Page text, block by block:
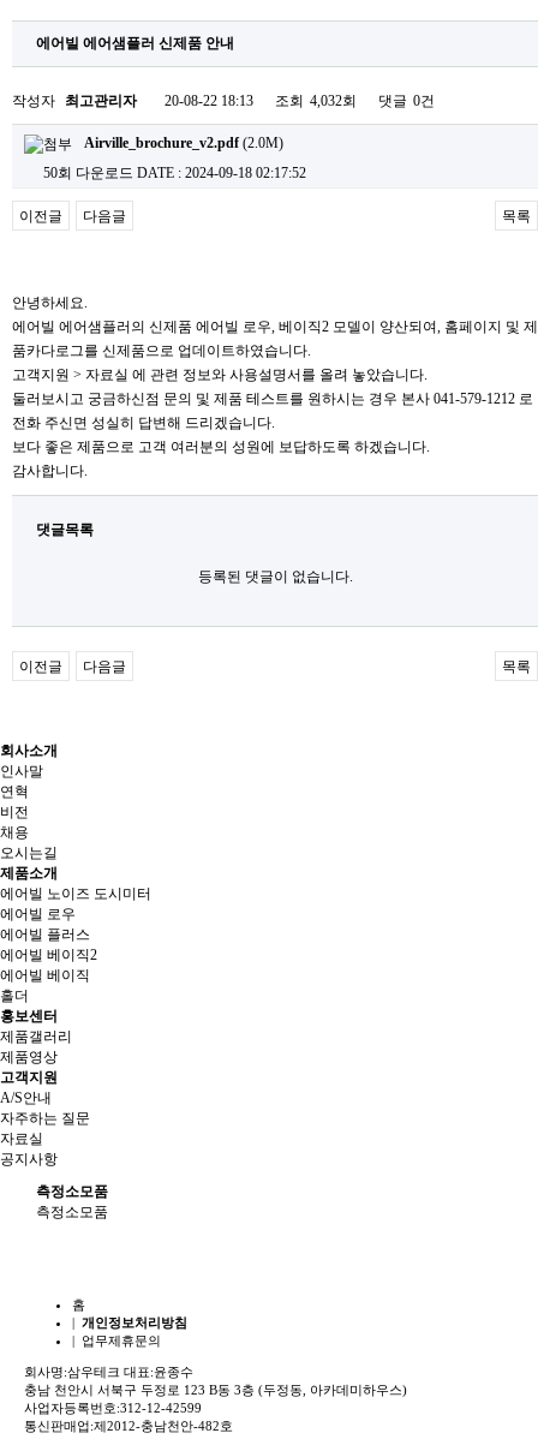
에어빌 에어샘플러 신제품 안내
작성자 최고관리자 20-08-22 18:13 조회 4,032회 댓글 0건
Airville_brochure_v2.pdf(2.0M)
50회 다운로드 DATE : 2024-09-18 02:17:52
이전글 다음글 목록
안녕하세요.
에어빌 에어샘플러의 신제품 에어빌 로우, 베이직2 모델이 양산되여, 홈페이지 및 제
품카다로그를 신제품으로 업데이트하였습니다.
고객지원 > 자료실 에 관련 정보와 사용설명서를 올려 놓았습니다.
둘러보시고 궁금하신점 문의 및 제품 테스트를 원하시는 경우 본사 041-579-1212 로
전화 주신면 성실히 답변해 드리겠습니다.
보다 좋은 제품으로 고객 여러분의 성원에 보답하도록 하겠습니다.
감사합니다.
댓글목록
등록된 댓글이 없습니다.
이전글 다음글 목록
회사소개
인사말
연혁
비전
채용
오시는길
제품소개
에어빌 노이즈 도시미터
에어빌 로우
에어빌 플러스
에어빌 베이직2
에어빌 베이직
홀더
홍보센터
제품갤러리
제품영상
고객지원
A/S안내
자주하는 질문
자료실
공지사항
측정소모품
측정소모품
홈
| 개인정보처리방침
| 업무제휴문의
회사명:삼우테크 대표:윤종수
충남 천안시 서북구 두정로 123 B동 3층 (두정동, 아카데미하우스)
사업자등록번호:312-12-42599
통신판매업:제2012-충남천안-482호